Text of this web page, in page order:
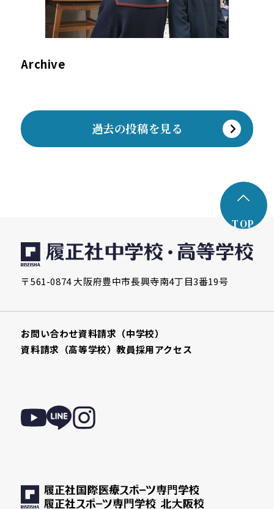
Archive
過去の投稿を見る
TOP
〒561-0874 大阪府豊中市長興寺南4丁目3番19号
お問い合わせ資料請求（中学校）
資料請求（高等学校）教員採用アクセス